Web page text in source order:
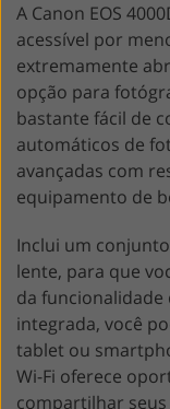
A Canon EOS
acessível por
extremamente
opção para
bastante fácil de
automáticos de
avançadas com
equipamento de
Inclui um
lente, para que
da funcionalidade
integrada, você
tablet ou
Wi-Fi oferece
compartilhar